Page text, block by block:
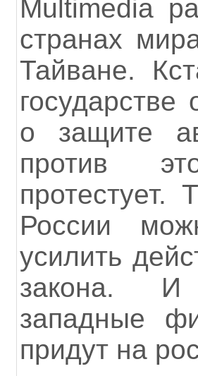
Multimedia
странах
Тайване.
государстве
о защите
против
протестует.
России
усилить
закона. И
западные
придут на